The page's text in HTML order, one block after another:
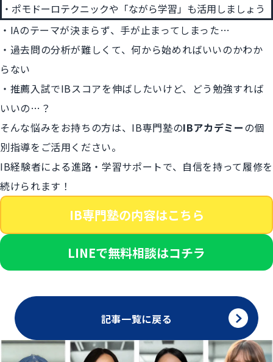
ポモドーロテクニックや「ながら学習」も活用しましょう
・IAのテーマが決まらず、手が止まってしまった…
・過去問の分析が難しくて、何から始めればいいのかわか
らない
・推薦入試でIBスコアを伸ばしたいけど、どう勉強すれば
いいの…？
そんな悩みをお持ちの方は、IB専門塾のIBアカデミーの個
別指導をご活用ください。
IB経験者による進路・学習サポートで、自信を持って履修を
続けられます！
IB専門塾の内容はこちら
LINEで無料相談はコチラ
記事一覧に戻る